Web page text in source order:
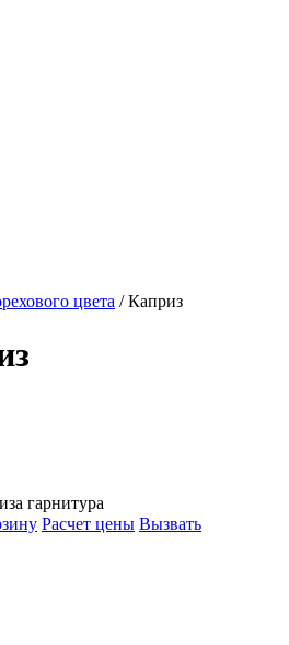
цвета / Каприз
гарнитура
Расчет цены Вызвать